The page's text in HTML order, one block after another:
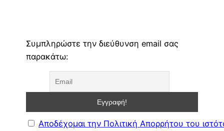
Συμπληρώστε την διεύθυνση email σας
παρακάτω:
Αποδέχομαι την Πολιτική Απορρήτου του